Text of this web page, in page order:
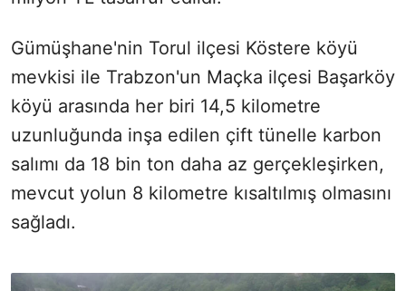
Gümüşhane'nin Torul ilçesi Köstere köyü
mevkisi ile Trabzon'un Maçka ilçesi Başarköy
köyü arasında her biri 14,5 kilometre
uzunluğunda inşa edilen çift tünelle karbon
salımı da 18 bin ton daha az gerçekleşirken,
mevcut yolun 8 kilometre kısaltılmış olmasını
sağladı.